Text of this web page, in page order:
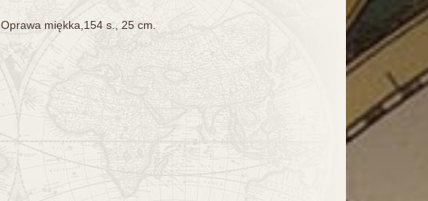
Oprawa miękka,154 s., 25 cm.